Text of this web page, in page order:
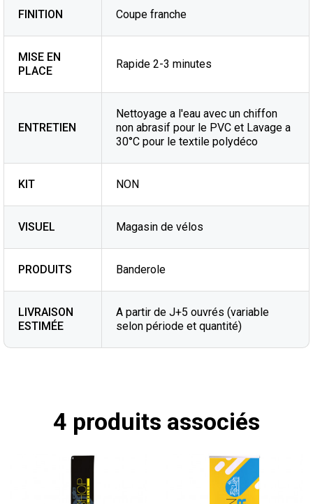
FINITION Coupe franche
MISE EN
PLACE
Rapide 2-3 minutes
ENTRETIEN
Nettoyage a l'eau avec un chiffon
non abrasif pour le PVC et Lavage a
30°C pour le textile polydéco
KIT NON
VISUEL Magasin de vélos
PRODUITS Banderole
LIVRAISON
ESTIMÉE
A partir de J+5 ouvrés (variable
selon période et quantité)
4 produits associés